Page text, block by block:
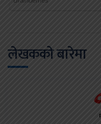
लेखकको बारेमा